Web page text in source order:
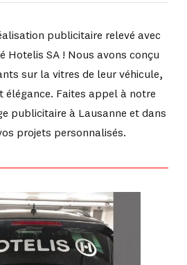
publicitaire relevé avec
Hotelis SA ! Nous avons conçu
sur la vitres de leur véhicule,
élégance. Faites appel à notre
publicitaire à Lausanne et dans
projets personnalisés.